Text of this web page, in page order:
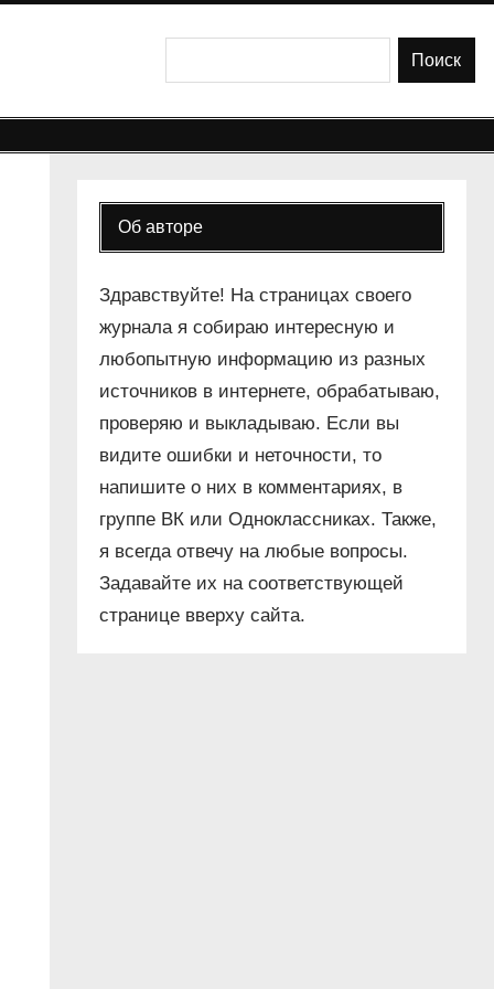
Поиск
Об авторе
Здравствуйте! На страницах своего
журнала я собираю интересную и
любопытную информацию из разных
источников в интернете, обрабатываю,
проверяю и выкладываю. Если вы
видите ошибки и неточности, то
напишите о них в комментариях, в
группе ВК или Одноклассниках. Также,
я всегда отвечу на любые вопросы.
Задавайте их на соответствующей
странице вверху сайта.